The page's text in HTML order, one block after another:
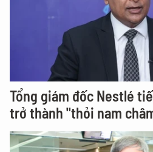
Tổng giám đốc Nestlé
trở thành "thỏi nam